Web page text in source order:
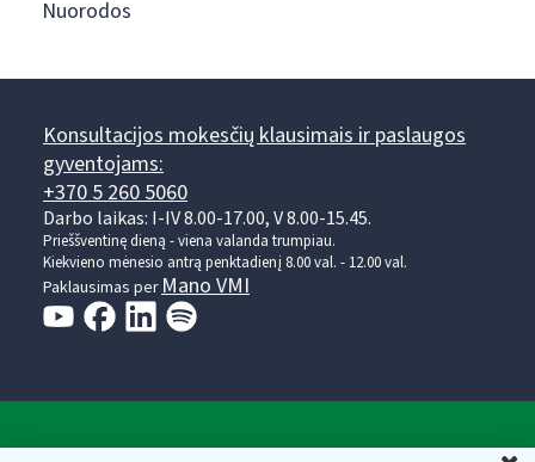
Nuorodos
Konsultacijos mokesčių klausimais ir paslaugos
gyventojams:
+370 5 260 5060
Darbo laikas: I-IV 8.00-17.00, V 8.00-15.45.
Prieššventinę dieną - viena valanda trumpiau.
Kiekvieno mėnesio antrą penktadienį 8.00 val. - 12.00 val.
Paklausimas perMano VMI